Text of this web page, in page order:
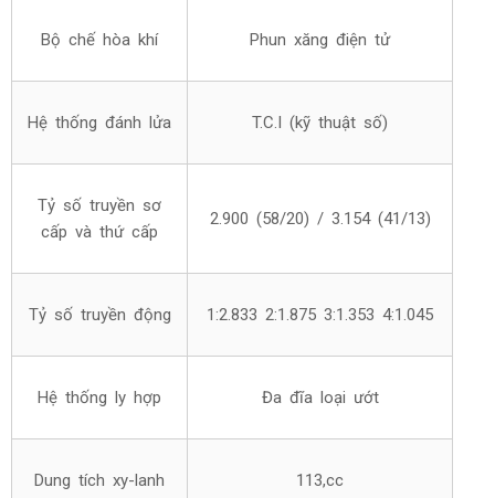
Bộ chế hòa khí Phun xăng điện tử
Hệ thống đánh lửa T.C.I (kỹ thuật số)
Tỷ số truyền sơ
cấp và thứ cấp
2.900 (58/20) / 3.154 (41/13)
Tỷ số truyền động 1:2.833 2:1.875 3:1.353 4:1.045
Hệ thống ly hợp Đa đĩa loại ướt
Dung tích xy-lanh 113,cc